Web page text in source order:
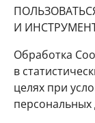
И
Обработка
в
целях при
персональных